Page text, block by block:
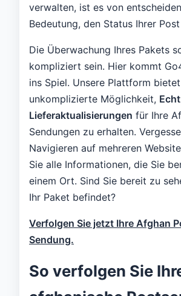
verwalten, ist es von
Bedeutung, den Status Ihrer
Die Überwachung Ihres Pakets
kompliziert sein. Hier kommt
ins Spiel. Unsere Plattform
unkomplizierte Möglichkeit,
Lieferaktualisierungen für Ihre
Sendungen zu erhalten.
Navigieren auf mehreren
Sie alle Informationen, die Sie
einem Ort. Sind Sie bereit zu
Ihr Paket befindet?
Verfolgen Sie jetzt Ihre Afghan
Sendung.
So verfolgen Sie